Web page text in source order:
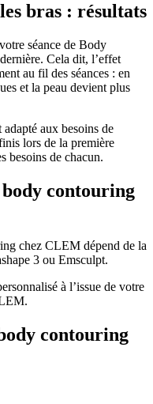
bras : résultats
séance de Body
Cela dit, l’effet
au fil des séances : en
et la peau devient plus
aux besoins de
lors de la première
besoins de chacun.
body contouring
chez CLEM dépend de la
3 ou Emsculpt.
à l’issue de votre
contouring